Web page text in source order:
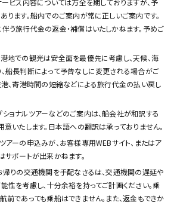
ります。船内でのご案内が常に正しいご案内です。
う旅行代金の返金・補償はいたしかねます。予めご
地での観光は安全面を最優先に考慮し、天候、海
船長判断によって予告なしに変更される場合がご
港、寄港時間の短縮などによる旅行代金の払い戻し
ョナルツアーなどのご案内は、船会社が和訳する
いたします。日本語への翻訳は承っておりません。
アーの申込みが、お客様専用WEBサイト、またはア
サポートが出来かねます。
帰りの交通機関を手配なさるは、交通機関の遅延や
性を考慮し、十分余裕を持ってご計画ください。乗
前であっても乗船はできません。また、返金もできか